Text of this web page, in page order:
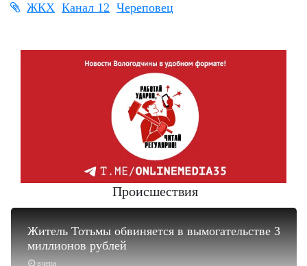
ЖКХ Канал 12 Череповец
Происшествия
вчера
Житель Тотьмы обвиняется в вымогательстве 3
миллионов рублей